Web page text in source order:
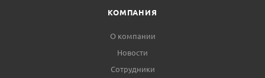
КОМПАНИЯ
О компании
Новости
Сотрудники